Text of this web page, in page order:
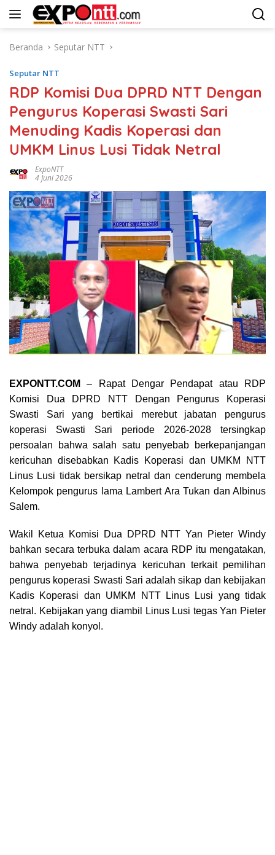
Langsung
Beranda
Seputar NTT
Seputar NTT
RDP Komisi Dua DPRD NTT Dengan
Pengurus Koperasi Swasti Sari
Menuding Kadis Koperasi dan
UMKM Linus Lusi Tidak Netral
ExpoNTT
4 Juni 2026
EXPONTT.COM
– Rapat Dengar Pendapat atau RDP
Komisi Dua DPRD NTT Dengan Pengurus Koperasi
Swasti Sari yang bertikai merebut jabatan pengurus
koperasi Swasti Sari periode 2026-2028 tersingkap
persoalan bahwa salah satu penyebab berkepanjangan
kericuhan disebabkan Kadis Koperasi dan UMKM NTT
Linus Lusi tidak bersikap netral dan cenderung membela
Kelompok pengurus lama Lambert Ara Tukan dan Albinus
Salem.
Wakil Ketua Komisi Dua DPRD NTT Yan Pieter Windy
bahkan secara terbuka dalam acara RDP itu mengatakan,
bahwa penyebab terjadinya kericuhan terkait pemilihan
pengurus koperasi Swasti Sari adalah sikap dan kebijakan
Kadis Koperasi dan UMKM NTT Linus Lusi yang tidak
netral. Kebijakan yang diambil Linus Lusi tegas Yan Pieter
Windy adalah konyol.